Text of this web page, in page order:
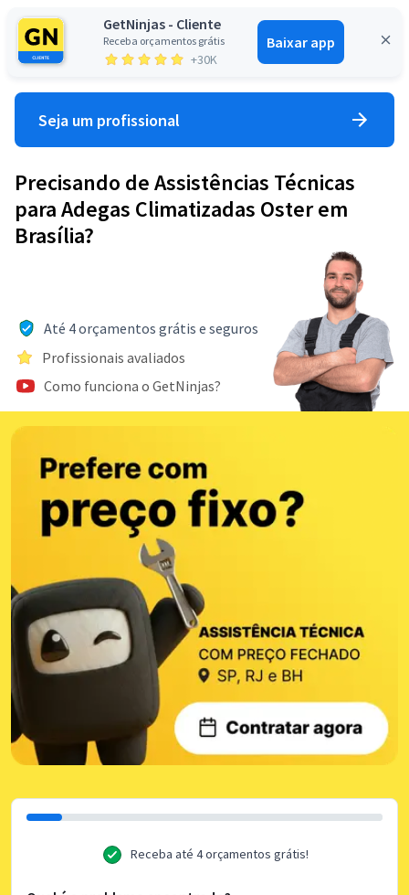
GetNinjas - Cliente
Receba orçamentos grátis
+30K
Baixar app
Entrar
Seja um profissional
Precisando de Assistências Técnicas
para Adegas Climatizadas Oster em
Brasília?
Até 4 orçamentos grátis e seguros
Profissionais avaliados
Como funciona o GetNinjas?
Receba até 4 orçamentos grátis!